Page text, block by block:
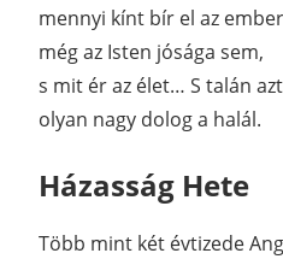
mennyi kínt bír el az
még az Isten jósága sem,
s mit ér az élet… S talán
olyan nagy dolog a halál.
Házasság Hete
Több mint két évtizede